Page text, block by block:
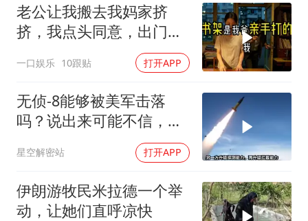
总书记关心百姓身边这些民生大事
老公让我搬去我妈家挤
挤，我点头同意，出门时
顺手带走了3本房产证和2
把车钥匙
一口娱乐 10跟贴 打开APP
无侦-8能够被美军击落
吗？说出来可能不信，无
侦-8本身就是无解的阳
谋，美军打不打都得吃大
亏
星空解密站 打开APP
伊朗游牧民米拉德一个举
动，让她们直呼凉快